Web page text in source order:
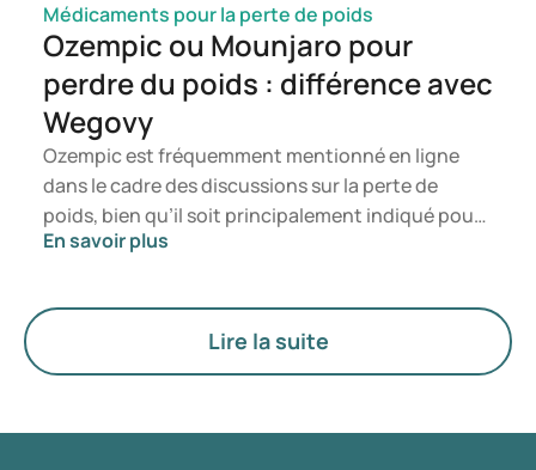
Médicaments pour la perte de poids
Ozempic ou Mounjaro pour
perdre du poids : différence avec
Wegovy
Ozempic est fréquemment mentionné en ligne
dans le cadre des discussions sur la perte de
poids, bien qu’il soit principalement indiqué pour
le traitement du diabète de type 2. Si vous
à la gestion du poids, des médicaments tels que
Mounjaro et Wegovy sont généralement
privilégiés. Le choix du traitement le plus adapté
En savoir plus
Lire la suite